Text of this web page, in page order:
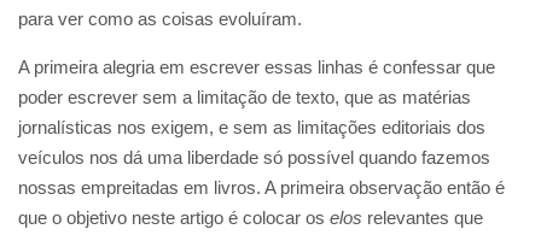
para ver como as coisas evoluíram.
A primeira alegria em escrever essas linhas é confessar que
poder escrever sem a limitação de texto, que as matérias
jornalísticas nos exigem, e sem as limitações editoriais dos
veículos nos dá uma liberdade só possível quando fazemos
nossas empreitadas em livros. A primeira observação então é
que o objetivo neste artigo é colocar os elos relevantes que